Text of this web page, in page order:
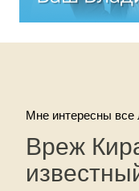
Мне интересны все
Вреж